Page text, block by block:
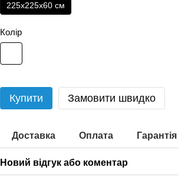
225x225x60 см
Колір
Купити Замовити швидко
Доставка Оплата Гарантія
Новий відгук або коментар